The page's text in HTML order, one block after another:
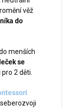
věž
do
menších
se
2 děti.